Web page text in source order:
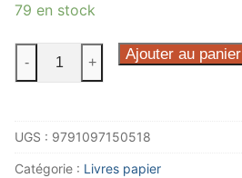
79 en stock
quantité
vie,
à
- + Ajouter au panier
UGS : 9791097150518
Catégorie : Livres papier